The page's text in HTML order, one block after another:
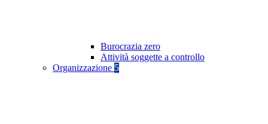
Burocrazia zero
Attività soggette a controllo
Organizzazione 5